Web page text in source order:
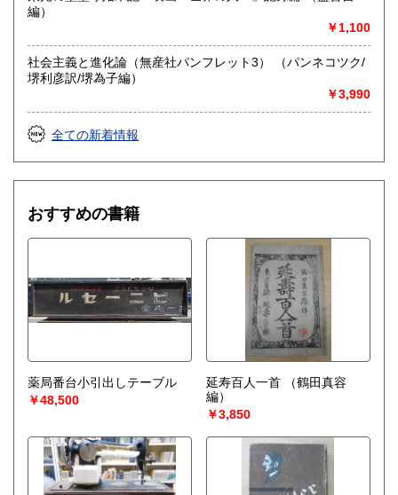
総記、近代文献、趣味、サブカルチャー、古書一般（その
編）
￥1,100
社会主義と進化論（無産社パンフレット3） （パンネコツク/
堺利彦訳/堺為子編）
￥3,990
全ての新着情報
おすすめの書籍
薬局番台小引出しテーブル
￥48,500
延寿百人一首
（鶴田真容
編）
￥3,850